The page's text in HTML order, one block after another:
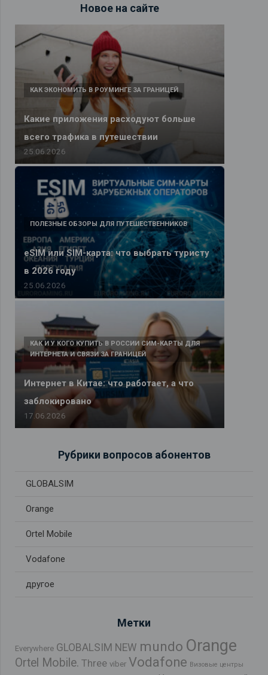
Новое на сайте
Какие приложения расходуют больше
всего трафика в путешествии
КАК ЭКОНОМИТЬ В РОУМИНГЕ ЗА ГРАНИЦЕЙ
25.06.2026
eSIM или SIM-карта: что выбрать туристу
в 2026 году
ПОЛЕЗНЫЕ ОБЗОРЫ ДЛЯ ПУТЕШЕСТВЕННИКОВ
25.06.2026
Интернет в Китае: что работает, а что
заблокировано
КАК И У КОГО КУПИТЬ В РОССИИ СИМ-КАРТЫ ДЛЯ
ИНТЕРНЕТА И СВЯЗИ ЗА ГРАНИЦЕЙ
17.06.2026
Рубрики вопросов абонентов
GLOBALSIM
Orange
Ortel Mobile
Vodafone
другое
Метки
Everywhere GLOBALSIM NEW mundo Orange
Ortel Mobile. Three viber Vodafone Визовые центры